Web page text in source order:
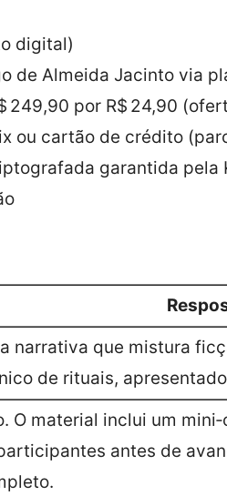
digital)
de Almeida Jacinto via
249,90 por R$ 24,90
ou cartão de crédito
garantida pela
narrativa que mistura
de rituais,
O material inclui um
antes de